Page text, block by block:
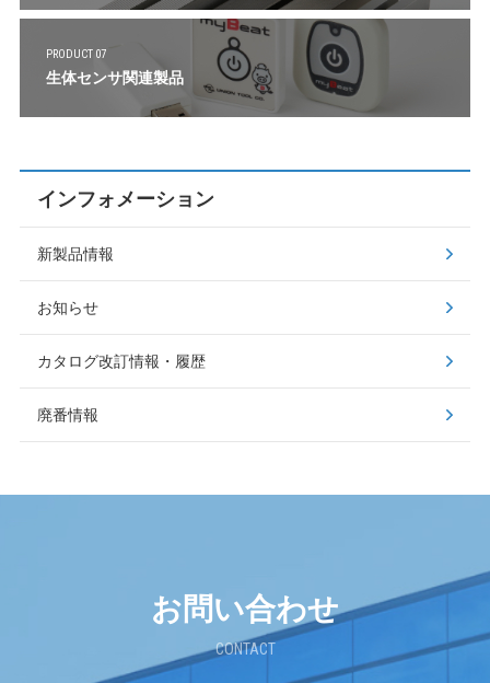
PRODUCT 07
生体センサ関連製品
インフォメーション
新製品情報
お知らせ
カタログ改訂情報・履歴
廃番情報
お問い合わせ
CONTACT